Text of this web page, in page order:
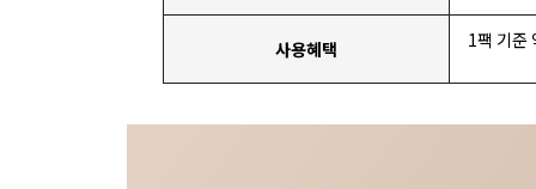
사용혜택 1팩 기준